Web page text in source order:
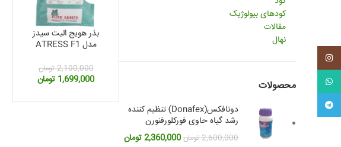
کودهای بیولوژیک
مقالات
نهال
محصولات
دونافکس(Donafex) تنظیم کننده
رشد گیاه حاوی فورکلورفنورن
2,600,000 تومانقیمت
2,360,000تومانقیمت
بذر هویج الیت سیدز
مدل ATRESS F1
2,100,000 تومان
قیمت
2,100,000 تومان
1,699,000 تومانقیمت
1,699,000 تومان.
واتس آپ